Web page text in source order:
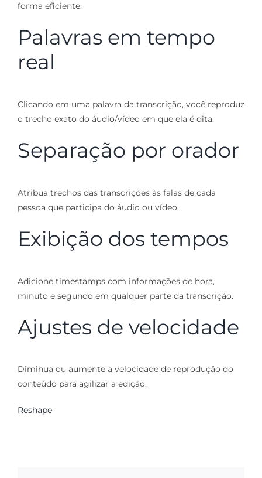
forma eficiente.
Palavras em tempo
real
Clicando em uma palavra da transcrição, você reproduz
o trecho exato do áudio/vídeo em que ela é dita.
Separação por orador
Atribua trechos das transcrições às falas de cada
pessoa que participa do áudio ou vídeo.
Exibição dos tempos
Adicione timestamps com informações de hora,
minuto e segundo em qualquer parte da transcrição.
Ajustes de velocidade
Diminua ou aumente a velocidade de reprodução do
conteúdo para agilizar a edição.
Reshape